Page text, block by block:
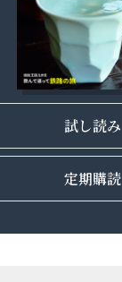
試し読み
定期購読